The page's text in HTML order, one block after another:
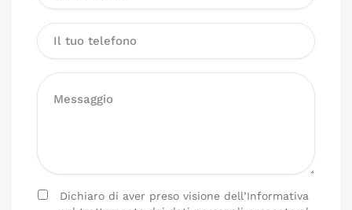
Dichiaro di aver preso visione dell’Informativa